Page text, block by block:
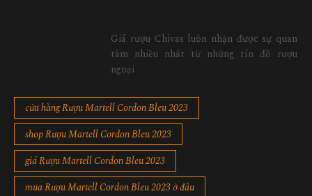
Giá rượu Chivas luôn nhận được sự quan
tâm nhiều nhất từ những tín đồ rượu
ngoại
cửa hàng Rượu Martell Cordon Bleu 2023
shop Rượu Martell Cordon Bleu 2023
giá Rượu Martell Cordon Bleu 2023
mua Rượu Martell Cordon Bleu 2023 ở đâu